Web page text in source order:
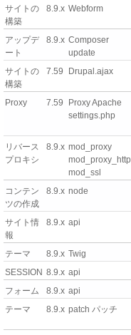
サイトの
構築
8.9.x Webform
アップデ
ート
8.9.x Composer
update
サイトの
構築
7.59 Drupal.ajax
Proxy
7.59
Proxy Apache
settings.php
リバース
プロキシ
8.9.x mod_proxy
mod_proxy_http
mod_ssl
コンテン
ツの作成
8.9.x node
サイト情
報
8.9.x api
テーマ 8.9.x Twig
SESSION 8.9.x api
フォーム
8.9.x api
テーマ
8.9.x patch パッチ